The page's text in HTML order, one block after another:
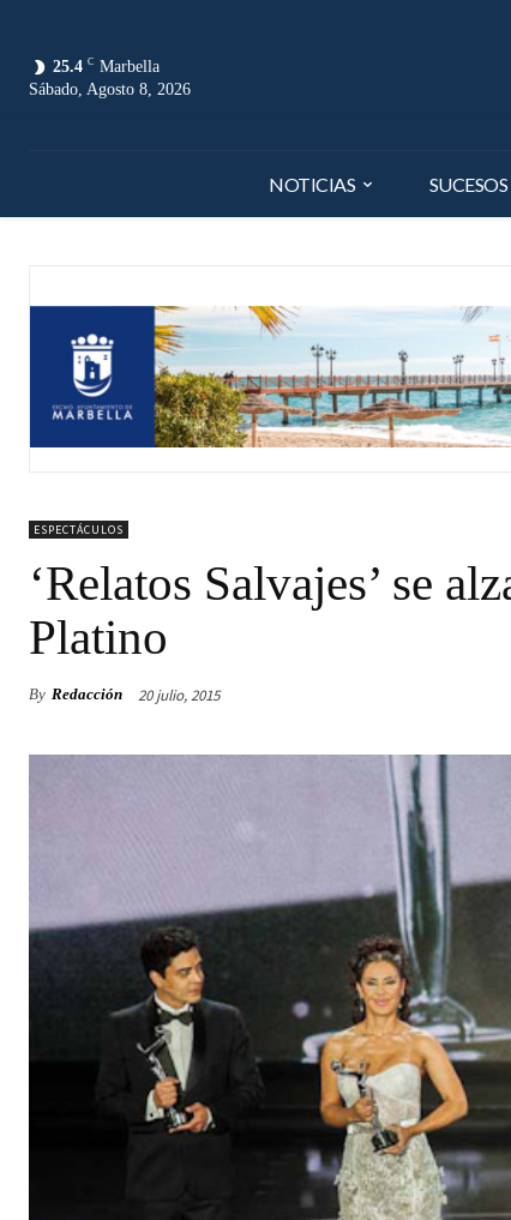
25.4 C Marbella
Sábado, Agosto 8, 2026
NOTICIAS SUCESOS
ESPECTÁCULOS
‘Relatos Salvajes’ se
Platino
By Redacción 20 julio, 2015